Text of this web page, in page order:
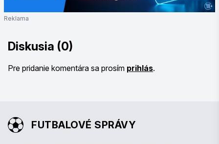
Reklama
Diskusia (0)
Pre pridanie komentára sa prosím prihlás.
FUTBALOVÉ SPRÁVY